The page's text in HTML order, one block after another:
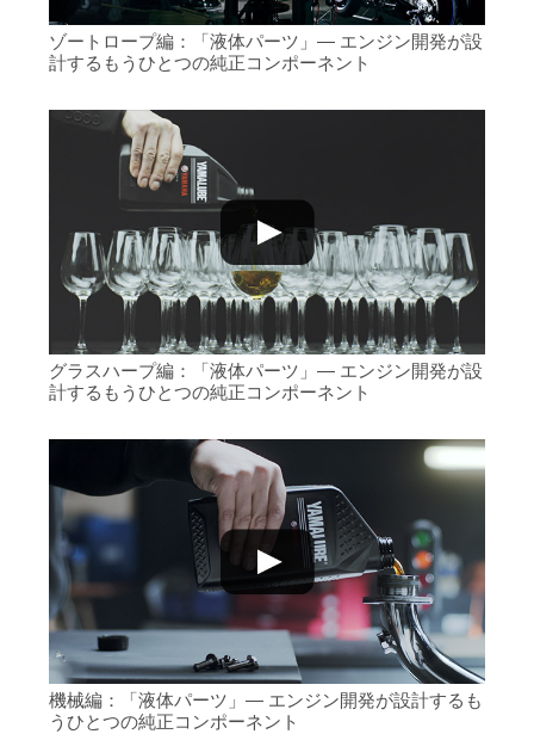
ゾートロープ編：「液体パーツ」― エンジン開発が設
計するもうひとつの純正コンポーネント
グラスハープ編：「液体パーツ」― エンジン開発が設
計するもうひとつの純正コンポーネント
機械編：「液体パーツ」― エンジン開発が設計するも
うひとつの純正コンポーネント